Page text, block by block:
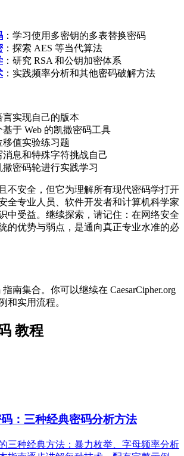
：学习使用多密钥的多表替换密码
：探索 AES 等当代算法
：研究 RSA 和公钥加密体系
：实践频率分析和其他密码破解方法
言实现自己的版本
于 Web 的凯撒密码工具
值实验练习题
消息和特殊字符挑战自己
密码轮进行实践学习
不安全，但它为理解所有现代密码学打开
全专业人员、软件开发者和计算机科学家
中受益。继续探索，请记住：在网络安全
的优势与弱点，是通向真正专业水准的必
南集合。你可以继续在 CaesarCipher.org
和实用流程。
教程
：三种经典密码分析方法
三种经典方法：暴力枚举、字母频率分析